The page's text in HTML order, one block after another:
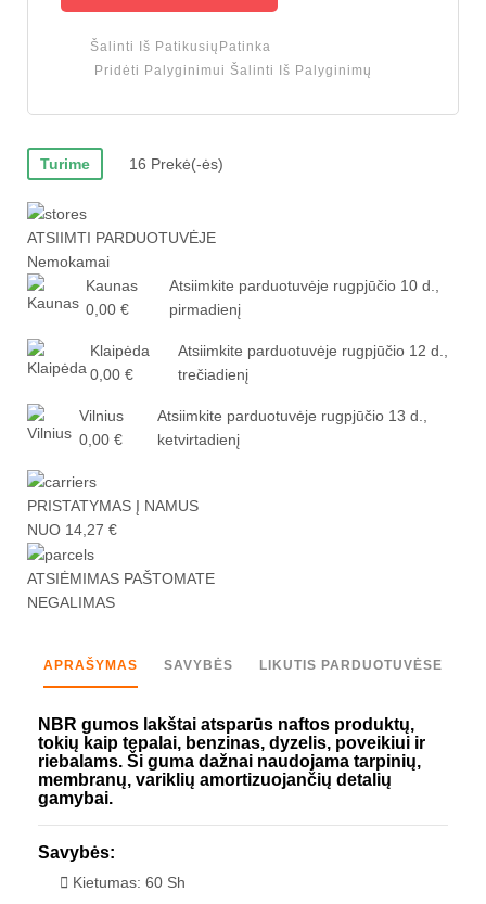
Šalinti Iš Patikusių Patinka
Pridėti Palyginimui Šalinti Iš Palyginimų
Turime 16 Prekė(-ės)
ATSIIMTI PARDUOTUVĖJE
Nemokamai
Kaunas
0,00 €
Atsiimkite parduotuvėje rugpjūčio 10 d.,
pirmadienį
Klaipėda
0,00 €
Atsiimkite parduotuvėje rugpjūčio 12 d.,
trečiadienį
Vilnius
0,00 €
Atsiimkite parduotuvėje rugpjūčio 13 d.,
ketvirtadienį
PRISTATYMAS Į NAMUS
NUO 14,27 €
ATSIĖMIMAS PAŠTOMATE
NEGALIMAS
APRAŠYMAS SAVYBĖS LIKUTIS PARDUOTUVĖSE
NBR gumos lakštai atsparūs naftos produktų,
tokių kaip tepalai, benzinas, dyzelis, poveikiui ir
riebalams. Ši guma dažnai naudojama tarpinių,
membranų, variklių amortizuojančių detalių
gamybai.
Savybės:
Kietumas: 60 Sh